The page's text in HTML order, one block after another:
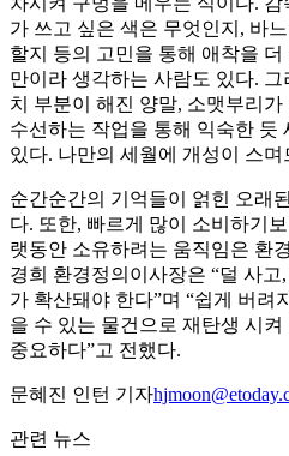
가 쓰고 싶은 색은 무엇인지, 바
할지 등의 고민을 통해 애착을
만이라 생각하는 사람도 있다.
치 부분이 해진 양말, 소맷부리
수선하는 작업을 통해 익숙한 듯
있다. 나만의 세월에 개성이 스
순간순간의 기억들이 얽힌 오래
다. 또한, 빠르게 많이 소비하기
랫동안 소유하려는 움직임은 환
경희 환경정의이사장은 “덜 사
가 확산돼야 한다”며 “쉽게 버려
을 수 있는 물건으로 재탄생 시켜
중요하다”고 전했다.
문혜진 인턴 기자
관련 뉴스